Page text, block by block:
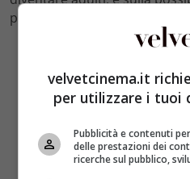
per un giorno, gli eroi della
velvetcinema.it
per utilizzare i tuoi
Pubblicità e contenuti
delle prestazioni dei
ricerche sul pubblico,